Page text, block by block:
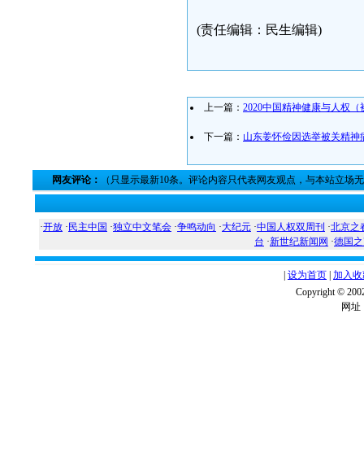
(责任编辑：民生编辑)
上一篇： 2020中国精神健康与人权
下一篇： 山东姜怀俭因选举被关精神
网友评论： （只显示最新10条。评论内容只代表网友观点，与本站立场
·开放 · 民主中国 ·独立中文笔会 ·争鸣动向 ·大纪元 ·中国人权双周刊 ·北京之
台 ·新世纪新闻网 ·德国
设为首页 加入
Copyright ©
网址